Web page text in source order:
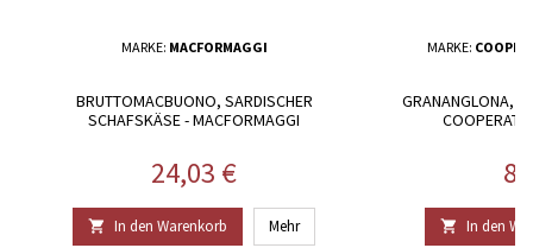
MARKE: MACFORMAGGI
BRUTTOMACBUONO, SARDISCHER
SCHAFSKÄSE - MACFORMAGGI
Preis
24,03 €
 In den Warenkorb Mehr
MARKE:
GRANANGLONA,
 In den